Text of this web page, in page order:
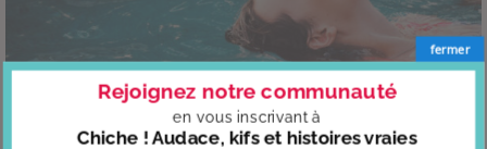
Rejoignez notre communauté
en vous inscrivant à
Chiche ! Audace, kifs et histoires vraies
fermer